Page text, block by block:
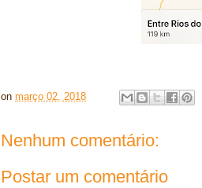
on março 02, 2018
Nenhum comentário:
Postar um comentário